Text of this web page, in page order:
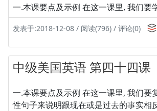
一.本课要点及示例 在这一课里, 我们要
发表于:2018-12-08 / 阅读(796) / 评论(0)
中级美国英语 第四十四课
一.本课要点及示例 在这一课里, 我们要
性句子来说明跟现在或是过去的事实相